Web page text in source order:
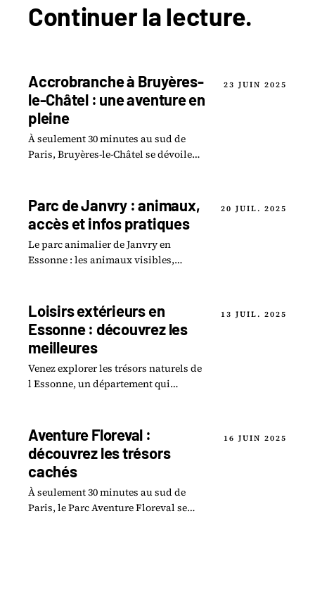
Continuer lalecture.
Accrobranche à Bruyères-
le-Châtel : une aventure en
pleine
À seulement 30 minutes au sud de
Paris, Bruyères-le-Châtel se dévoile
sensations en pleine.
23 JUIN 2025
Parc de Janvry : animaux,
accès et infos pratiques
Le parc animalier de Janvry en
Essonne : les animaux visibles,
20 JUIL. 2025
Loisirs extérieurs en
Essonne : découvrez les
meilleures
Venez explorer les trésors naturels de
l Essonne, un département qui
13 JUIL. 2025
Aventure Floreval :
découvrez les trésors
cachés
À seulement 30 minutes au sud de
Paris, le Parc Aventure Floreval se
16 JUIN 2025